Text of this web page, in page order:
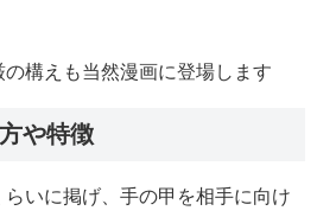
構えも当然漫画に登場します
や特徴
いに掲げ、手の甲を相手に向け